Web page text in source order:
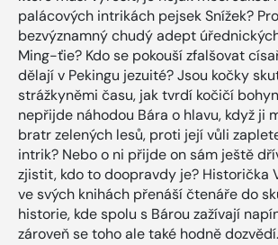
palácových intrikách pejsek Snížek?
bezvýznamný chudý adept
Ming-ťie? Kdo se pokouší zfalšovat
dělají v Pekingu jezuité? Jsou kočky
strážkyněmi času, jak tvrdí kočičí
nepřijde náhodou Bára o hlavu, když ji
bratr zelených lesů, proti její vůli
intrik? Nebo o ni přijde on sám ještě
zjistit, kdo to doopravdy je? Historička
ve svých knihách přenáší čtenáře do
historie, kde spolu s Bárou zažívají
zároveň se toho ale také hodně dozvědí.